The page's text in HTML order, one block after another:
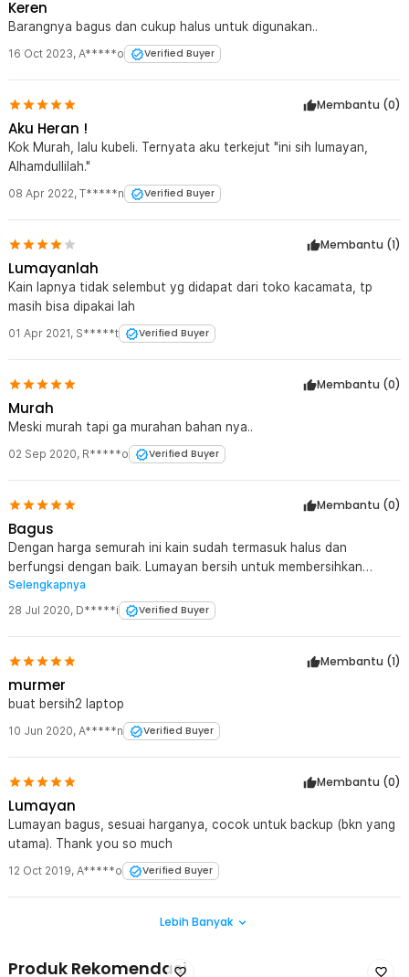
Keren
Barangnya bagus dan cukup halus untuk digunakan..
16 Oct 2023, A*****o Verified Buyer
Membantu (0)
Aku Heran !
Kok Murah, lalu kubeli. Ternyata aku terkejut "ini sih lumayan,
Alhamdullilah."
08 Apr 2022, T*****n Verified Buyer
Membantu (1)
Lumayanlah
Kain lapnya tidak selembut yg didapat dari toko kacamata, tp
masih bisa dipakai lah
01 Apr 2021, S*****t Verified Buyer
Membantu (0)
Murah
Meski murah tapi ga murahan bahan nya..
02 Sep 2020, R*****o Verified Buyer
Membantu (0)
Bagus
Dengan harga semurah ini kain sudah termasuk halus dan
berfungsi dengan baik. Lumayan bersih untuk membersihkan
kacamata. Sangat worth it untuk tambahan lap kacamata
dirumah.
Selengkapnya
28 Jul 2020, D*****i Verified Buyer
Membantu (1)
murmer
buat bersih2 laptop
10 Jun 2020, A*****n Verified Buyer
Membantu (0)
Lumayan
Lumayan bagus, sesuai harganya, cocok untuk backup (bkn yang
utama). Thank you so much
12 Oct 2019, A*****o Verified Buyer
Lebih Banyak
Produk Rekomendasi